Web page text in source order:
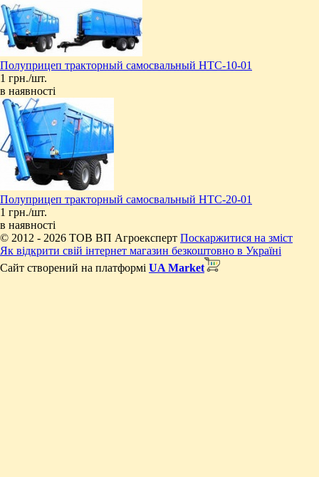
Полуприцеп тракторный самосвальный НТС-10-01
1 грн./шт.
в наявності
Полуприцеп тракторный самосвальный НТС-20-01
1 грн./шт.
в наявності
© 2012 - 2026 ТОВ ВП Агроексперт Поскаржитися на зміст
Як відкрити свій інтернет магазин безкоштовно в Україні
Сайт створений на платформі UA Market